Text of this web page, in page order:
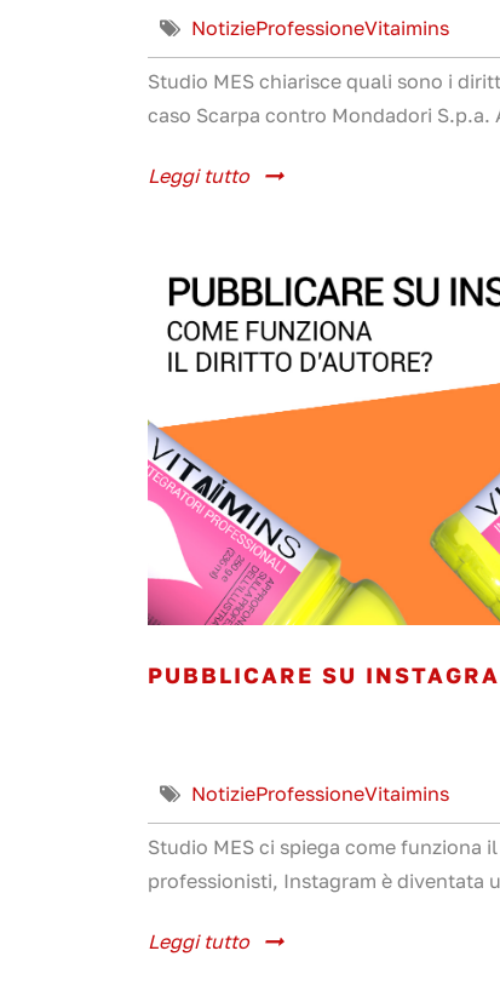
NotizieProfessioneVitaimins
Studio MES chiarisce quali sono i
caso Scarpa contro Mondadori S.p.a.
Leggi tutto
PUBBLICARE SU
NotizieProfessioneVitaimins
Studio MES ci spiega come funziona
professionisti, Instagram è diventata
Leggi tutto